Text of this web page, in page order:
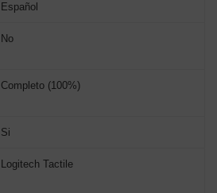
Español
No
Completo (100%)
Si
Logitech Tactile